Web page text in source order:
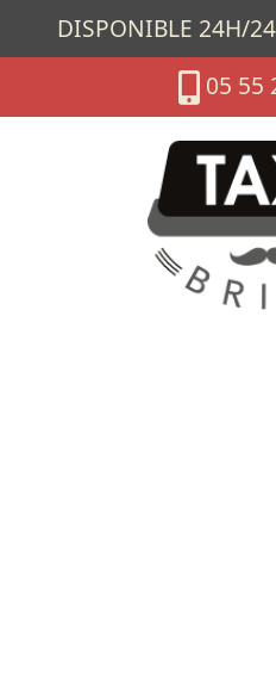
DISPONIBLE 24H/
05 55